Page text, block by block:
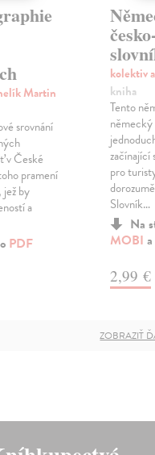
Martin
srovnání
v České
pramení
by
a
PDF
kolektiv
kniha
Tento
začínající
pro
Slovník…
Na
MOBI a
2,99 €
ZOBRAZIŤ